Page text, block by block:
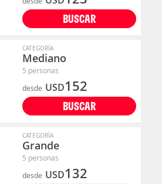
BUSCAR
CATEGORÍA
Mediano
5 personas
desde USD152
BUSCAR
CATEGORÍA
Grande
5 personas
desde USD132